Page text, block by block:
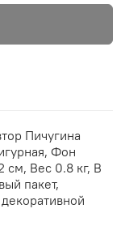
Пичугина
Фон
Вес 0.8 кг, В
пакет,